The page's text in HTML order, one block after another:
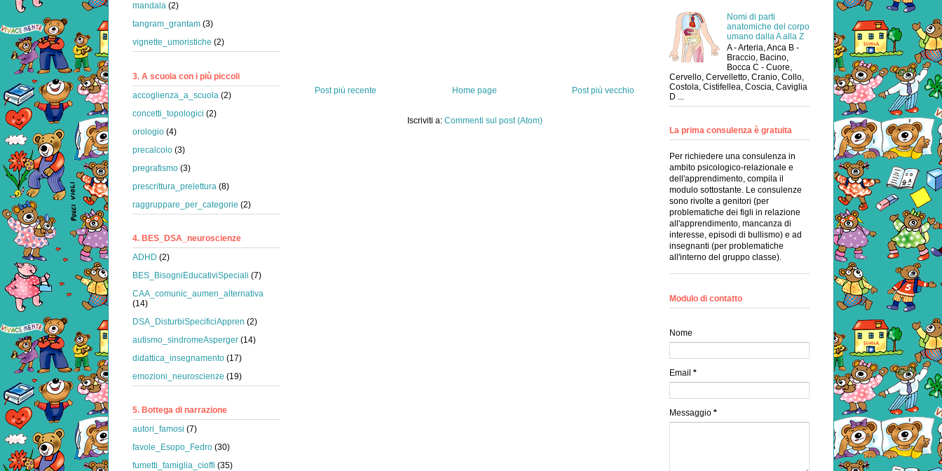
Post più recente Post più vecchio
Home page
Iscriviti a: Commenti sul post (Atom)
mandala (2)
tangram_grantam (3)
vignette_umoristiche (2)
3. A scuola con i più piccoli
accoglienza_a_scuola (2)
concetti_topologici (2)
orologio (4)
precalcolo (3)
pregrafismo (3)
prescrittura_prelettura (8)
raggruppare_per_categorie (2)
4. BES_DSA_neuroscienze
ADHD (2)
BES_BisogniEducativiSpeciali (7)
CAA_comunic_aumen_alternativa
(14)
DSA_DisturbiSpecificiAppren (2)
autismo_sindromeAsperger (14)
didattica_insegnamento (17)
emozioni_neuroscienze (19)
5. Bottega di narrazione
autori_famosi (7)
favole_Esopo_Fedro (30)
fumetti_famiglia_cioffi (35)
Nomi di parti
anatomiche del corpo
umano dalla A alla Z
A - Arteria, Anca B -
Braccio, Bacino,
Bocca C - Cuore,
Cervello, Cervelletto, Cranio, Collo,
Costola, Cistifellea, Coscia, Caviglia
D ...
La prima consulenza è gratuita
Per richiedere una consulenza in
ambito psicologico-relazionale e
dell'apprendimento, compila il
modulo sottostante. Le consulenze
sono rivolte a genitori (per
problematiche dei figli in relazione
all'apprendimento, mancanza di
interesse, episodi di bullismo) e ad
insegnanti (per problematiche
all'interno del gruppo classe).
Modulo di contatto
Nome
Email *
Messaggio *